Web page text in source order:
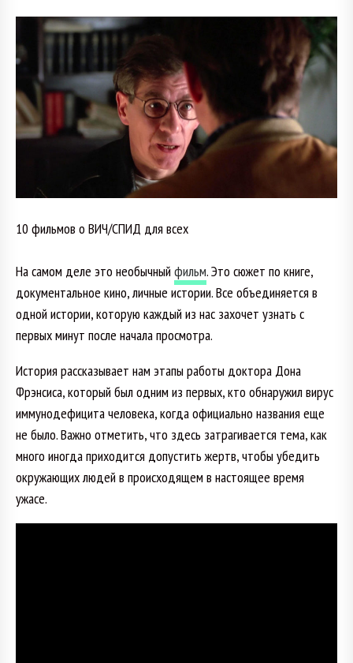
10 фильмов о ВИЧ/СПИД для всех
На самом деле это необычный фильм. Это сюжет по книге,
документальное кино, личные истории. Все объединяется в
одной истории, которую каждый из нас захочет узнать с
первых минут после начала просмотра.
История рассказывает нам этапы работы доктора Дона
Фрэнсиса, который был одним из первых, кто обнаружил вирус
иммунодефицита человека, когда официально названия еще
не было. Важно отметить, что здесь затрагивается тема, как
много иногда приходится допустить жертв, чтобы убедить
окружающих людей в происходящем в настоящее время
ужасе.